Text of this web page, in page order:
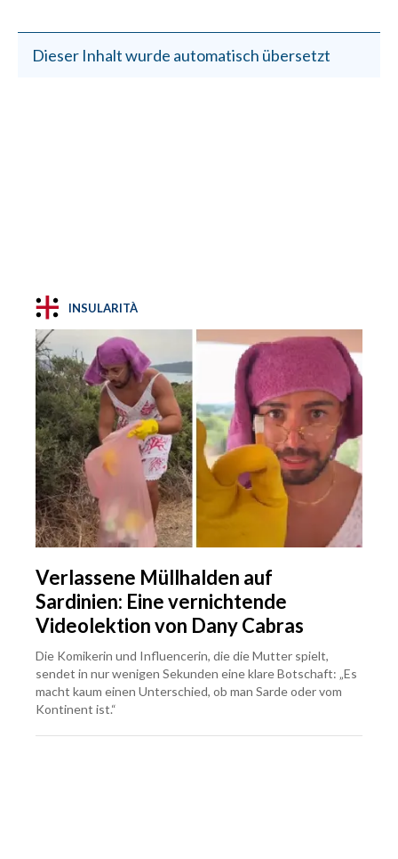
Dieser Inhalt wurde automatisch übersetzt
INSULARITÀ
Verlassene Müllhalden auf
Sardinien: Eine vernichtende
Videolektion von Dany Cabras
Die Komikerin und Influencerin, die die Mutter spielt,
sendet in nur wenigen Sekunden eine klare Botschaft: „Es
macht kaum einen Unterschied, ob man Sarde oder vom
Kontinent ist.“